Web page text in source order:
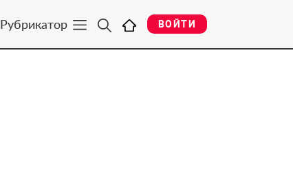
Рубрикатор ВОЙТИ